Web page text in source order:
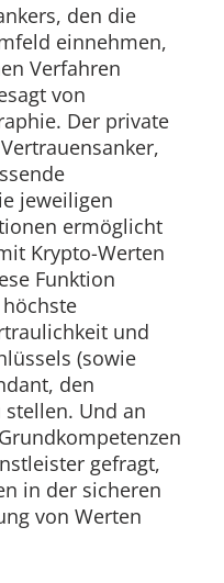
den die
einnehmen,
Verfahren
von
Der private
jeweiligen
ermöglicht
Krypto-Werten
Funktion
und
(sowie
den
Und an
gefragt,
in der sicheren
von Werten